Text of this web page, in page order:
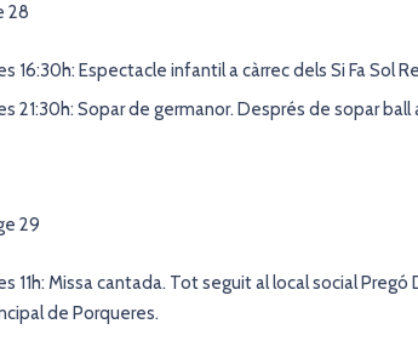
28
16:30h: Espectacle infantil a càrrec dels Si Fa Sol
21:30h: Sopar de germanor. Després de sopar ball
29
11h: Missa cantada. Tot seguit al local social
de Porqueres.